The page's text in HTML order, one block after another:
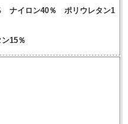
ナイロン40％ ポリウレタン1
15％